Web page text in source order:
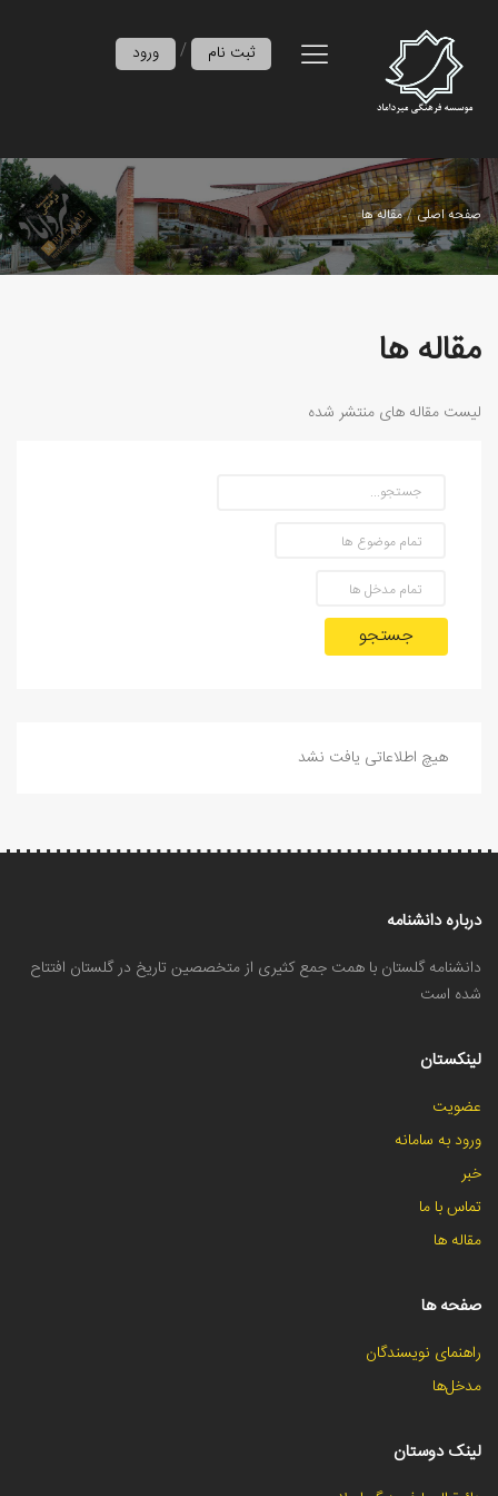
ورود / ثبت نام
صفحه اصلی مقاله ها
مقاله ها
لیست مقاله های منتشر شده
جستجو
هیچ اطلاعاتی یافت نشد
درباره دانشنامه
دانشنامه گلستان با همت جمع کثیری از متخصصین تاریخ در گلستان افتتاح
شده است
لینکستان
عضویت
ورود به سامانه
خبر
تماس با ما
مقاله ها
صفحه ها
راهنمای نویسندگان
مدخل‌ها
لینک دوستان